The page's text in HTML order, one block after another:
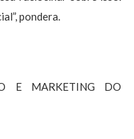
pondera.
E MARKETING DO